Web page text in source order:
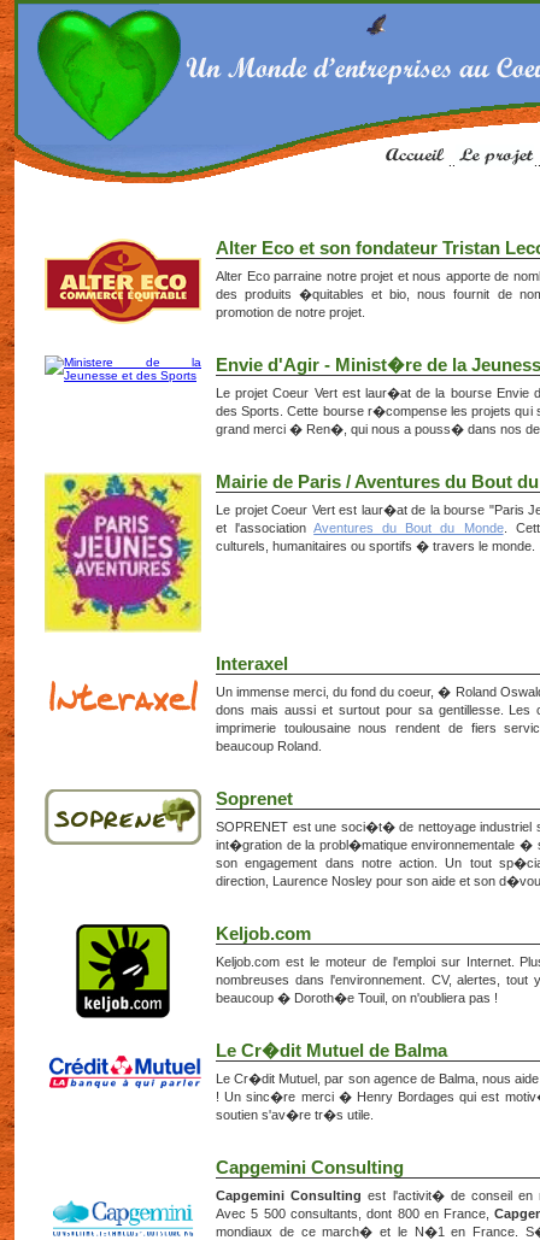
Alter Eco et son fondateur Tristan
Alter Eco parraine notre projet et nous apporte de
des produits �quitables et bio, nous fournit de
promotion de notre projet.
Envie d'Agir - Minist�re de la
Le projet Coeur Vert est laur�at de la bourse Envie
des Sports. Cette bourse r�compense les projets qui
grand merci � Ren�, qui nous a pouss� dans nos
Mairie de Paris / Aventures du Bout
Le projet Coeur Vert est laur�at de la bourse "Paris
et l'associationAventures du Bout du Monde.
culturels, humanitaires ou sportifs � travers le monde.
Interaxel
Un immense merci, du fond du coeur, � Roland
dons mais aussi et surtout pour sa gentillesse.
imprimerie toulousaine nous rendent de fiers
beaucoup Roland.
Soprenet
SOPRENET est une soci�t� de nettoyage
int�gration de la probl�matique environnementale
son engagement dans notre action. Un tout
direction, Laurence Nosley pour son aide et son
Keljob.com
Keljob.com est le moteur de l'emploi sur Internet.
nombreuses dans l'environnement. CV, alertes,
beaucoup � Doroth�e Touil, on n'oubliera pas !
Le Cr�dit Mutuel de Balma
Le Cr�dit Mutuel, par son agence de Balma, nous
! Un sinc�re merci � Henry Bordages qui est
soutien s'av�re tr�s utile.
Capgemini Consulting
Capgemini Consulting est l'activit� de conseil en
Avec 5 500 consultants, dont 800 en France,
mondiaux de ce march� et le N�1 en France.